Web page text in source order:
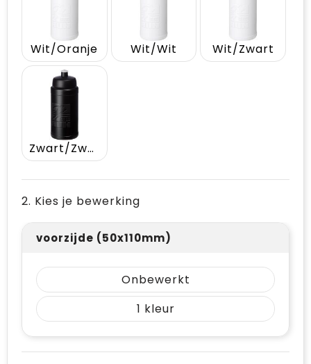
Wit/Oranje Wit/Wit Wit/Zwart
Zwart/Zwart
2. Kies je bewerking
voorzijde (50x110mm)
Onbewerkt
1